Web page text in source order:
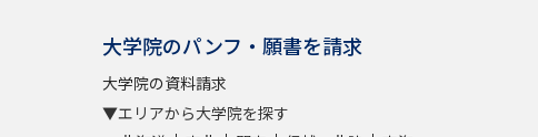
大学院のパンフ・願書を請求
大学院の資料請求
▼エリアから大学院を探す